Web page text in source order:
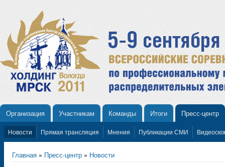
Организация Участникам Команды Итоги Пресс-центр
Новости Прямая трансляция Мнения Публикации СМИ
Главная » Пресс-центр » Новости